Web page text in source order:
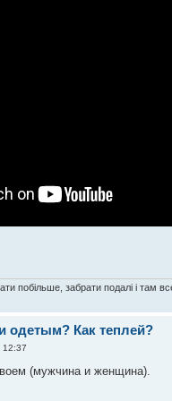
побільше, забрати подалі і там
одетым? Как теплей?
12:37
(мужчина и женщина).